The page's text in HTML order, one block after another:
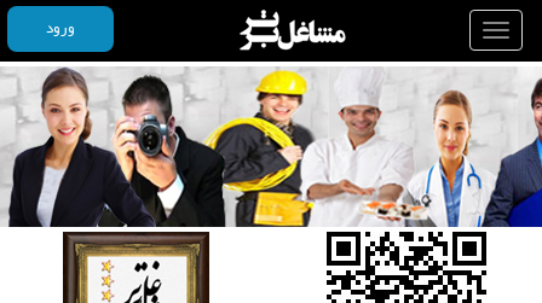
Toggle
navigation
ورود